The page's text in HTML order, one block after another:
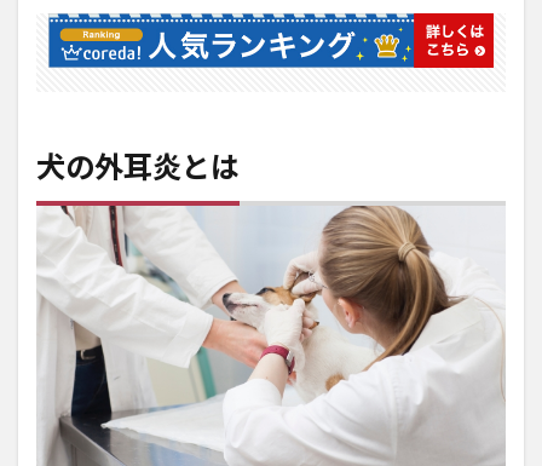
の
外
耳
2
外
耳
炎
原
因
2.1
異物
2.2
寄生
犬の外耳炎とは